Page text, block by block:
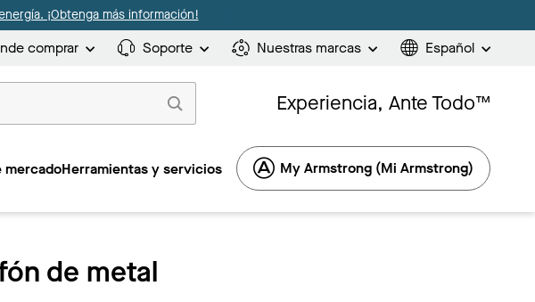
¡Obtenga más información!
comprar Soporte Nuestras marcas Español
Experiencia, Ante Todo™
mercadoHerramientas y servicios My Armstrong (Mi Armstrong)
de metal